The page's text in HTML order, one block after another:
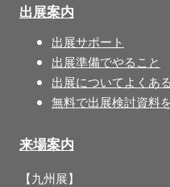
出展案内
出展サポート
出展準備でやること
出展についてよくあ
無料で出展検討資料
来場案内
【九州展】